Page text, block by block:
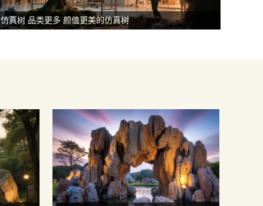
仿真树 品类更多 颜值更美的仿真树